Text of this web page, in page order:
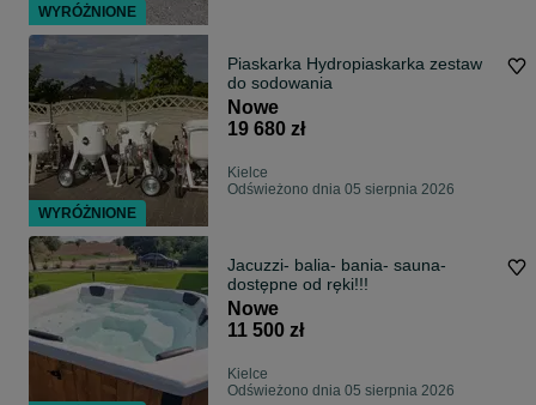
Piaskarka Hydropiaskarka zestaw
do sodowania
Nowe
19 680 zł
Kielce
Odświeżono dnia 05 sierpnia 2026
Jacuzzi- balia- bania- sauna-
dostępne od ręki!!!
Nowe
11 500 zł
Kielce
Odświeżono dnia 05 sierpnia 2026
WYRÓŻNIONE
WYRÓŻNIONE